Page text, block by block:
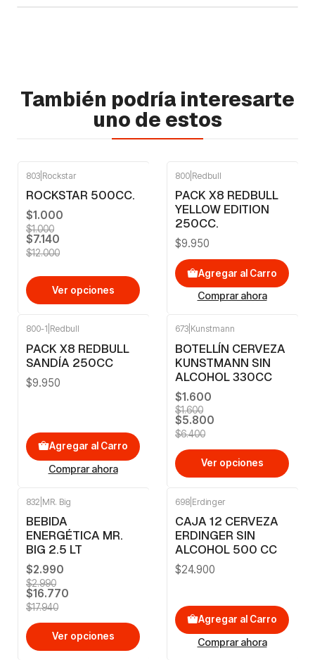
También podría interesarte
uno de estos
803 Rockstar
ROCKSTAR 500CC.
$1.000
$1.000
$7.140
$12.000
Ver opciones
800 Redbull
PACK X8 REDBULL
YELLOW EDITION
250CC.
$9.950
Agregar al Carro
Comprar ahora
800-1 Redbull
PACK X8 REDBULL
SANDÍA 250CC
$9.950
Agregar al Carro
Comprar ahora
673 Kunstmann
BOTELLÍN CERVEZA
KUNSTMANN SIN
ALCOHOL 330CC
$1.600
$1.600
$5.800
$6.400
Ver opciones
832 MR. Big
BEBIDA
ENERGÉTICA MR.
BIG 2.5 LT
$2.990
$2.990
$16.770
$17.940
Ver opciones
698 Erdinger
CAJA 12 CERVEZA
ERDINGER SIN
ALCOHOL 500 CC
$24.900
Agregar al Carro
Comprar ahora